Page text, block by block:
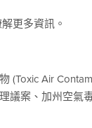
更多資訊。
(Toxic Air
議案、加州空